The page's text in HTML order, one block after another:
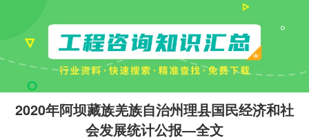
2020年阿坝藏族羌族自治州理县国民经济和社
会发展统计公报—全文